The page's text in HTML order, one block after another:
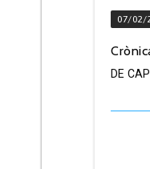
07/02/
DE